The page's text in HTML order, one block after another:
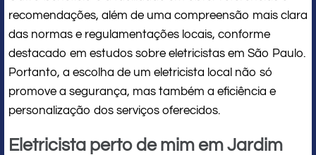
recomendações, além de uma compreensão mais clara
das normas e regulamentações locais, conforme
destacado em estudos sobre eletricistas em São Paulo.
Portanto, a escolha de um eletricista local não só
promove a segurança, mas também a eficiência e
personalização dos serviços oferecidos.
Eletricista perto de mim em Jardim